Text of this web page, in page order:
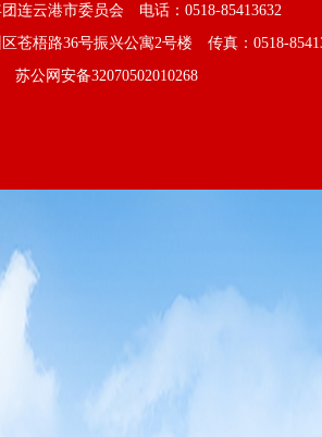
连云港市委员会 电话：0518-85413632
苍梧路36号振兴公寓2号楼 传真：0518-
苏公网安备32070502010268